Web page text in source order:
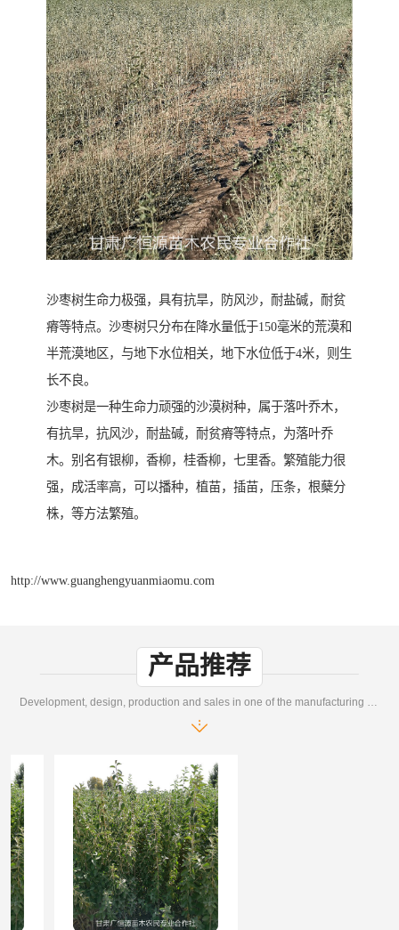
沙枣树生命力极强，具有抗旱，防风沙，耐盐碱，耐贫
瘠等特点。沙枣树只分布在降水量低于150毫米的荒漠和
半荒漠地区，与地下水位相关，地下水位低于4米，则生
长不良。
沙枣树是一种生命力顽强的沙漠树种，属于落叶乔木，
有抗旱，抗风沙，耐盐碱，耐贫瘠等特点，为落叶乔
木。别名有银柳，香柳，桂香柳，七里香。繁殖能力很
强，成活率高，可以播种，植苗，插苗，压条，根蘖分
株，等方法繁殖。
http://www.guanghengyuanmiaomu.com
产品推荐